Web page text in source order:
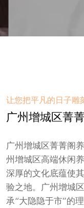
让您把平凡的日子雕
广州增城区菁
广州增城区菁菁阁
州增城区高端休闲
深厚的文化底蕴使
验之地。广州增城
承“大隐隐于市”的